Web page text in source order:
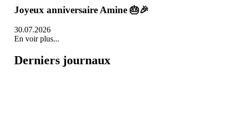
Joyeux anniversaire Amine 🎂🎉
30.07.2026
En voir plus...
Derniers journaux